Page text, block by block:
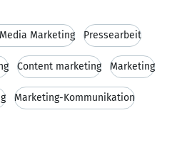
Marketing Pressearbeit
Content marketing Marketing
Marketing-Kommunikation